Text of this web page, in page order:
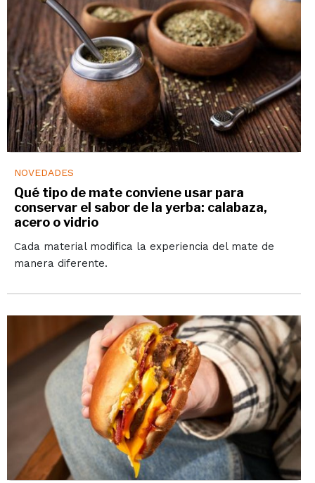
NOVEDADES
Qué tipo de mate conviene usar para
conservar el sabor de la yerba: calabaza,
acero o vidrio
Cada material modifica la experiencia del mate de
manera diferente.